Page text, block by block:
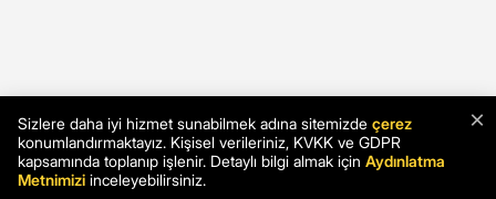
×
Sizlere daha iyi hizmet sunabilmek adına sitemizde çerez
konumlandırmaktayız. Kişisel verileriniz, KVKK ve GDPR
kapsamında toplanıp işlenir. Detaylı bilgi almak için Aydınlatma
Metnimizi inceleyebilirsiniz.